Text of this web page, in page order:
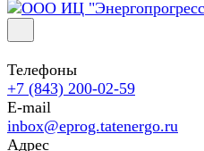
Телефоны
+7 (843) 200-02-59
E-mail
inbox@eprog.tatenergo.ru
Адрес